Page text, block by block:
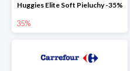
Huggies Elite Soft Pieluchy -35%
35%